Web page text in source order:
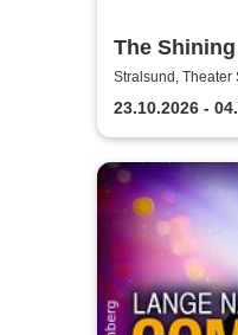
The
Stralsund, Theater
23.10.2026 -